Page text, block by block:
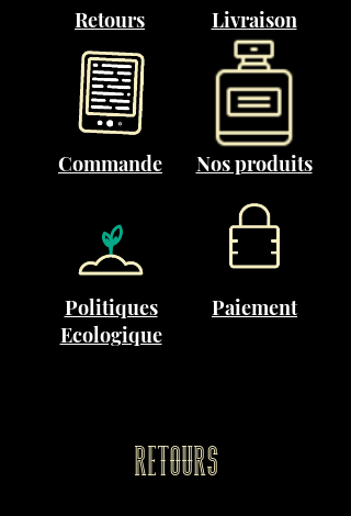
Retours Livraison
Commande Nos produits
Politiques
Ecologique
Paiement
Retours